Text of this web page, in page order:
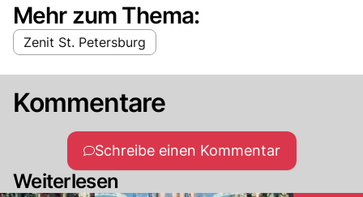
Mehr zum Thema:
Zenit St. Petersburg
Kommentare
Schreibe einen Kommentar
Weiterlesen